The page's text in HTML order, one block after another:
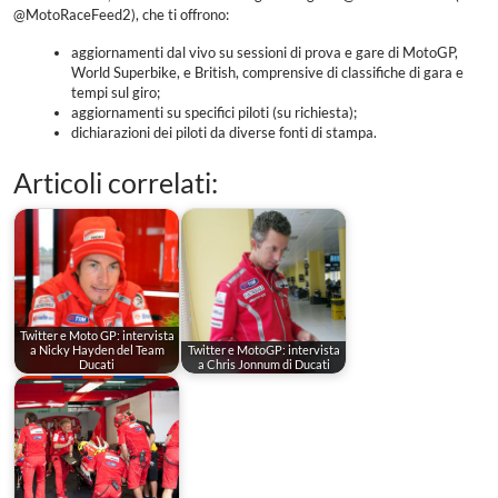
@MotoRaceFeed2), che ti offrono:
aggiornamenti dal vivo su sessioni di prova e gare di MotoGP,
World Superbike, e British, comprensive di classifiche di gara e
tempi sul giro;
aggiornamenti su specifici piloti (su richiesta);
dichiarazioni dei piloti da diverse fonti di stampa.
Articoli correlati:
Twitter e Moto GP: intervista
a Nicky Hayden del Team
Ducati
Twitter e MotoGP: intervista
a Chris Jonnum di Ducati